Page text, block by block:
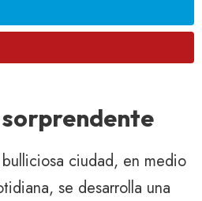
ciudad, en medio
se desarrolla una